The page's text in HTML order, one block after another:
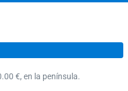
€, en la península.